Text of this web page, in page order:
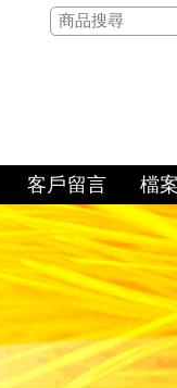
客戶留言 檔